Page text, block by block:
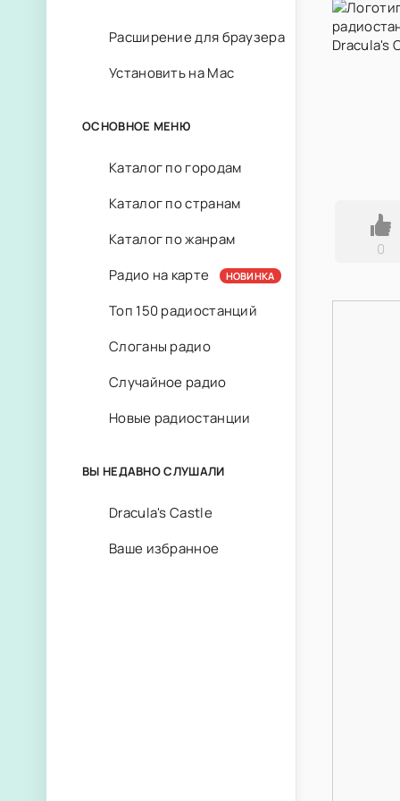
0
Расширение для браузера
Установить на Mac
ОСНОВНОЕ МЕНЮ
Каталог по городам
Каталог по странам
Каталог по жанрам
Радио на карте
НОВИНКА
Топ 150 радиостанций
Слоганы радио
Случайное радио
Новые радиостанции
ВЫ НЕДАВНО СЛУШАЛИ
Dracula's Castle
Ваше избранное